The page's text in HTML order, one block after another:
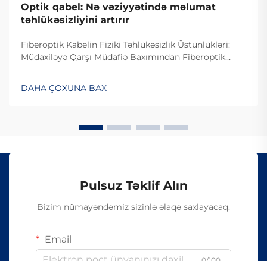
Optik qabel: Nə vəziyyətində məlumat
təhlükəsizliyini artırır
Fiberoptik Kabelin Fiziki Təhlükəsizlik Üstünlükləri:
Müdaxiləyə Qarşı Müdafiə Baxımından Fiberoptik
çətindir, çünki onlar elektrik siqnalları ilə deyil, işıq
DAHA ÇOXUNA BAX
Pulsuz Təklif Alın
Bizim nümayəndəmiz sizinlə əlaqə saxlayacaq.
Email